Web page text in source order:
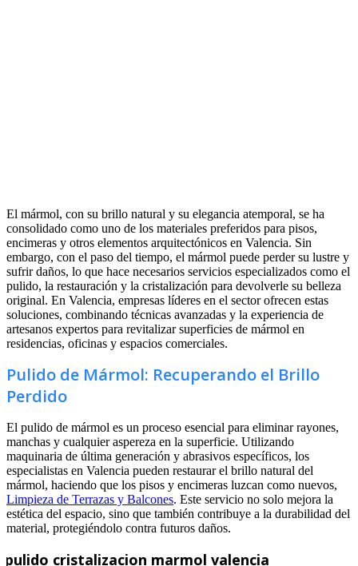
El mármol, con su brillo natural y su elegancia atemporal, se ha
consolidado como uno de los materiales preferidos para pisos,
encimeras y otros elementos arquitectónicos en Valencia. Sin
embargo, con el paso del tiempo, el mármol puede perder su lustre y
sufrir daños, lo que hace necesarios servicios especializados como el
pulido, la restauración y la cristalización para devolverle su belleza
original. En Valencia, empresas líderes en el sector ofrecen estas
soluciones, combinando técnicas avanzadas y la experiencia de
artesanos expertos para revitalizar superficies de mármol en
residencias, oficinas y espacios comerciales.
Pulido de Mármol: Recuperando el Brillo
Perdido
El pulido de mármol es un proceso esencial para eliminar rayones,
manchas y cualquier aspereza en la superficie. Utilizando
maquinaria de última generación y abrasivos específicos, los
especialistas en Valencia pueden restaurar el brillo natural del
mármol, haciendo que los pisos y encimeras luzcan como nuevos,
Limpieza de Terrazas y Balcones. Este servicio no solo mejora la
estética del espacio, sino que también contribuye a la durabilidad del
material, protegiéndolo contra futuros daños.